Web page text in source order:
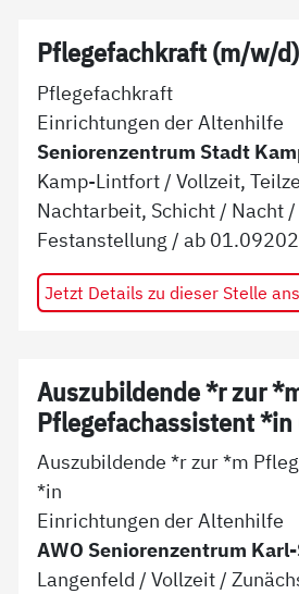
Pflegefachkraft (m/w/d)
Pflegefachkraft
Einrichtungen der Altenhilfe
Seniorenzentrum Stadt
Kamp-Lintfort /Vollzeit,
Nachtarbeit, Schicht / Nacht
Festanstellung / ab
Jetzt Details zu dieser Stelle
Auszubildende *r zur
Pflegefachassistent
Auszubildende *r zur *m
*in
Einrichtungen der Altenhilfe
AWO Seniorenzentrum
Langenfeld /Vollzeit /